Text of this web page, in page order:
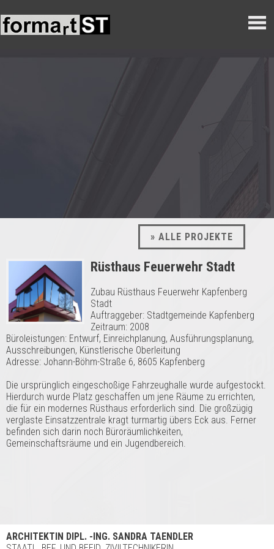
» ALLE PROJEKTE
Rüsthaus Feuerwehr Stadt
Zubau Rüsthaus Feuerwehr Kapfenberg
Stadt
Auftraggeber: Stadtgemeinde Kapfenberg
Zeitraum: 2008
Büroleistungen: Entwurf, Einreichplanung, Ausführungsplanung,
Ausschreibungen, Künstlerische Oberleitung
Adresse: Johann-Böhm-Straße 6, 8605 Kapfenberg
Die ursprünglich eingeschoßige Fahrzeughalle wurde aufgestockt.
Hierdurch wurde Platz geschaffen um jene Räume zu errichten,
die für ein modernes Rüsthaus erforderlich sind. Die großzügig
verglaste Einsatzzentrale kragt turmartig übers Eck aus. Ferner
befinden sich darin noch Büroräumlichkeiten,
Gemeinschaftsräume und ein Jugendbereich.
ARCHITEKTIN DIPL. -ING. SANDRA TAENDLER